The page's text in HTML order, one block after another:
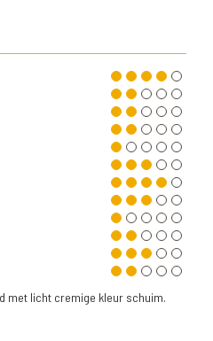
met licht cremige kleur schuim.